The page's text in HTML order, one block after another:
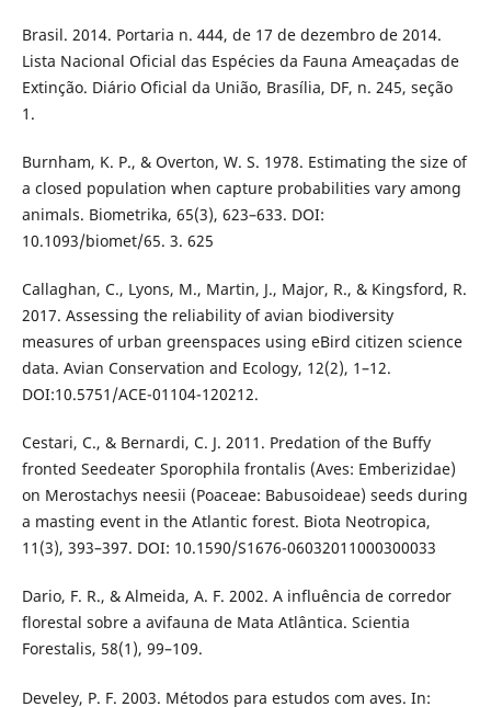
Brasil. 2014. Portaria n. 444, de 17 de dezembro de 2014.
Lista Nacional Oficial das Espécies da Fauna Ameaçadas de
Extinção. Diário Oficial da União, Brasília, DF, n. 245, seção
1.
Burnham, K. P., & Overton, W. S. 1978. Estimating the size of
a closed population when capture probabilities vary among
animals. Biometrika, 65(3), 623–633. DOI:
10.1093/biomet/65. 3. 625
Callaghan, C., Lyons, M., Martin, J., Major, R., & Kingsford, R.
2017. Assessing the reliability of avian biodiversity
measures of urban greenspaces using eBird citizen science
data. Avian Conservation and Ecology, 12(2), 1–12.
DOI:10.5751/ACE-01104-120212.
Cestari, C., & Bernardi, C. J. 2011. Predation of the Buffy
fronted Seedeater Sporophila frontalis (Aves: Emberizidae)
on Merostachys neesii (Poaceae: Babusoideae) seeds during
a masting event in the Atlantic forest. Biota Neotropica,
11(3), 393–397. DOI: 10.1590/S1676-06032011000300033
Dario, F. R., & Almeida, A. F. 2002. A influência de corredor
florestal sobre a avifauna de Mata Atlântica. Scientia
Forestalis, 58(1), 99–109.
Develey, P. F. 2003. Métodos para estudos com aves. In: